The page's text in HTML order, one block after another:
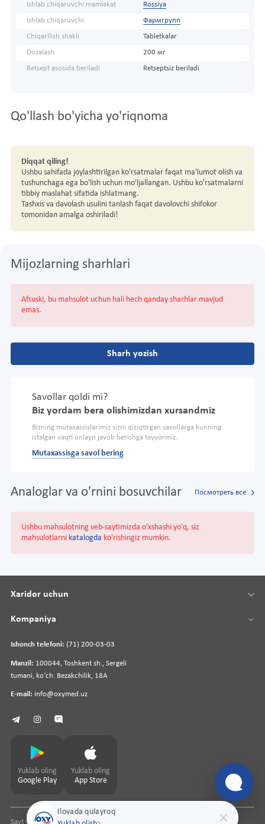
Ishlab chiqaruvchi mamlakat Rossiya
Ishlab chiqaruvchi Фармгрупп
Chiqarilish shakli Tabletkalar
Dozalash 200 мг
Retsept asosida beriladi Retseptsiz beriladi
Qo'llash bo'yicha yo'riqnoma
Diqqat qiling!
Ushbu sahifada joylashtirilgan ko'rsatmalar faqat ma'lumot olish va
tushunchaga ega bo'lish uchun mo'ljallangan. Ushbu ko'rsatmalarni
tibbiy maslahat sifatida ishlatmang.
Tashxis va davolash usulini tanlash faqat davolovchi shifokor
tomonidan amalga oshiriladi!
Mijozlarning sharhlari
Afsuski, bu mahsulot uchun hali hech qanday sharhlar mavjud
emas.
Sharh yozish
Savollar qoldi mi?
Biz yordam bera olishimizdan xursandmiz
Bizning mutaxassislarimiz sizni qiziqtirgan savollarga kunning
istalgan vaqti onlayn javob berishga tayyormiz.
Mutaxassisga savol bering
Analoglar va o'rnini bosuvchilar Посмотреть все
Ushbu mahsulotning veb-saytimizda o'xshashi yo'q, siz
mahsulotlarni katalogda ko'rishingiz mumkin.
Ilovada qulayroq
Ishonch telefoni: (71) 200-03-03
Manzil: 100044, Toshkent sh., Sergeli
tumani, koʻch. Bezakchilik, 18A
E-mail: info@oxymed.uz
Xaridor uchun
Kompaniya
Yuklab oling
Google Play
Yuklab oling
App Store
Sayt yaratuvchipharmit.uz